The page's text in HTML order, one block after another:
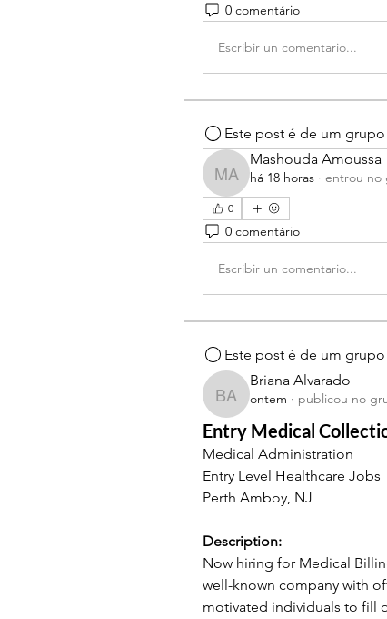
0 comentário
Escribir un comentario...
Este post é de um
Mashouda Amoussa
Mashouda Amoussa
há 18 horas · entrou no
0
0 comentário
Escribir un comentario...
Este post é de um
Briana Alvarado
Briana Alvarado
ontem · publicou no
Entry Medical
Medical Administration
Entry Level Healthcare Jobs
Perth Amboy, NJ
Description:
Now hiring for Medical
well-known company with
motivated individuals to fill